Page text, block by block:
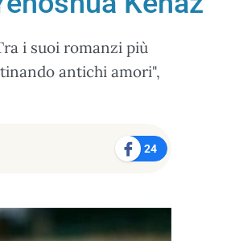
i suoi romanzi più
antichi amori",
24